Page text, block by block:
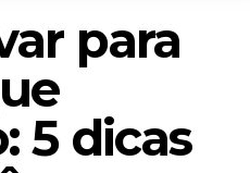
para
5 dicas